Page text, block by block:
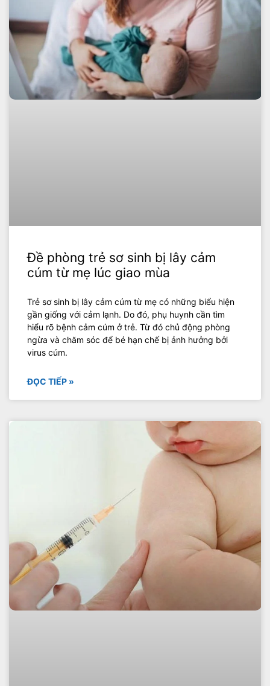
Đề phòng trẻ sơ sinh bị lây cảm
cúm từ mẹ lúc giao mùa
Trẻ sơ sinh bị lây cảm cúm từ mẹ có những biểu hiện
gần giống với cảm lạnh. Do đó, phụ huynh cần tìm
hiểu rõ bệnh cảm cúm ở trẻ. Từ đó chủ động phòng
ngừa và chăm sóc để bé hạn chế bị ảnh hưởng bởi
virus cúm.
ĐỌC TIẾP »